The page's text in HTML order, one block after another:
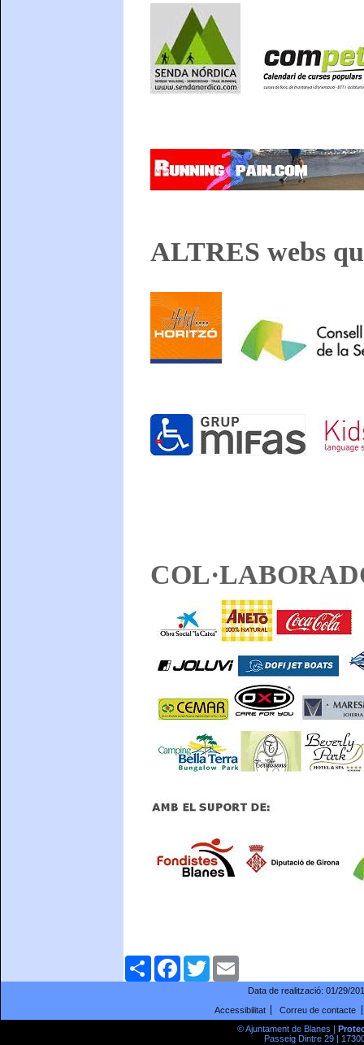
ALTRES webs
ComparteixFacebookTwitter
Data de realització: 01/29/
Accessibilitat
Correu de contacte
© Ajuntament de Blanes |
Passeig Dintre 29 |